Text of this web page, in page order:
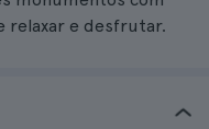
relaxar e desfrutar.